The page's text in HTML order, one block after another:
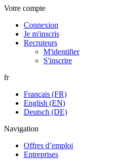
Aller au contenu principal
Menu principal
Votre compte
Connexion
Je m'inscris
Recruteurs
M'identifier
S'inscrire
fr
Français (FR)
English (EN)
Deutsch (DE)
Navigation
Offres d’emploi
Entreprises
Panneau de gestion des cookies